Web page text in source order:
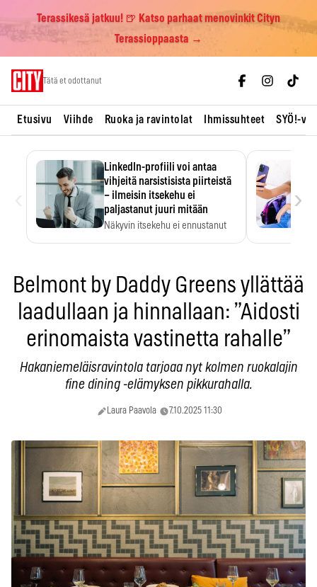
Terassikesä jatkuu! 🍺 Katso parhaat menovinkit Cityn
Terassioppaasta →
Tätä et odottanut
Etusivu Viihde Ruoka ja ravintolat Ihmissuhteet SYÖ!-
LinkedIn-profiili voi antaa
vihjeitä narsistisista piirteistä
– ilmeisin itsekehu ei
paljastanut juuri mitään
Näkyvin itsekehu ei ennustanut
›
Belmont by Daddy Greens yllättää
laadullaan ja hinnallaan: ”Aidosti
erinomaista vastinetta rahalle”
Hakaniemeläisravintola tarjoaa nyt kolmen ruokalajin
fine dining -elämyksen pikkurahalla.
Laura Paavola 7.10.2025 11:30